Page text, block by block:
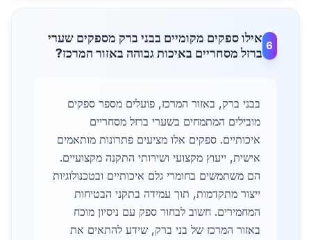
6
אילו ספקים מקומיים בבני ברק מספקים שערי
ברזל מסחריים באיכות גבוהה באזור המרכז?
בבני ברק, באזור המרכז, פועלים מספר ספקים
מובילים המתמחים בשערי ברזל מסחריים
איכותיים. ספקים אלו מציעים פתרונות מותאמים
אישית, ייעוץ מקצועי ושירותי התקנה מקצועיים.
הם משתמשים בחומרי גלם איכותיים ובטכנולוגיות
ייצור מתקדמות, תוך עמידה בתקני הבטיחות
המחמירים. חשוב לבחור ספק עם ניסיון מוכח
באזור המרכז של בני ברק, שידע להתאים את